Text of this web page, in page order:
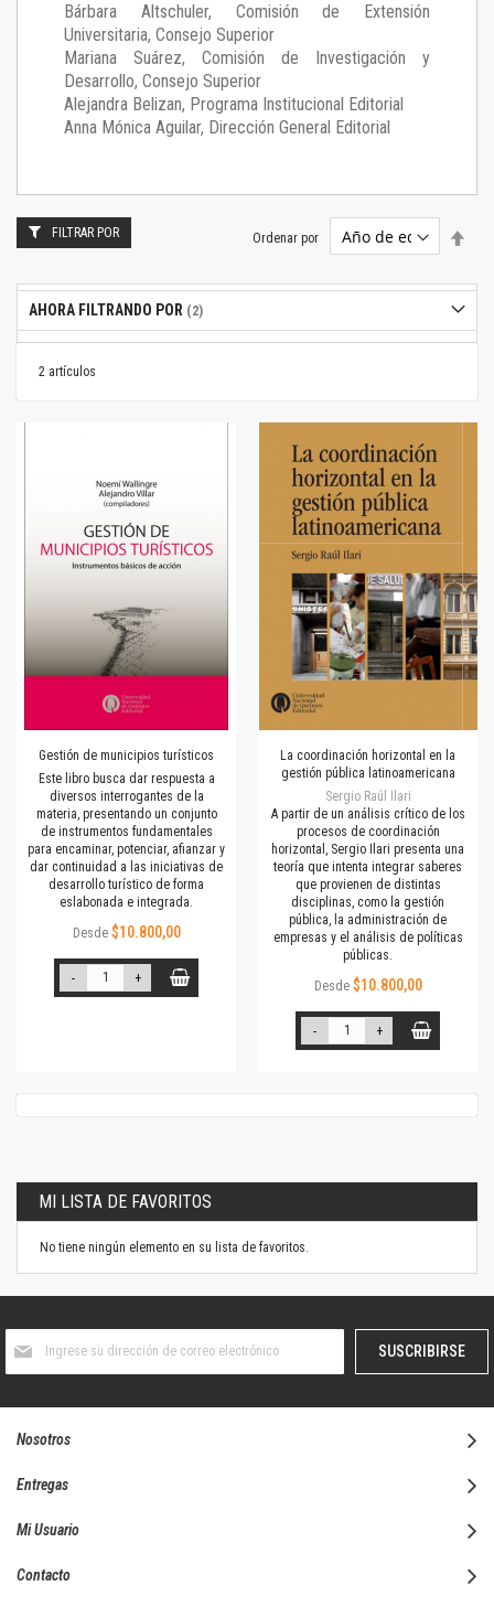
Bárbara Altschuler, Comisión de Extensión
Universitaria, Consejo Superior
Mariana Suárez, Comisión de Investigación y
Desarrollo, Consejo Superior
Alejandra Belizan, Programa Institucional Editorial
Anna Mónica Aguilar, Dirección General Editorial
2 artículos
Ordenar por
Gestión de municipios turísticos
Este libro busca dar respuesta a
diversos interrogantes de la
materia, presentando un conjunto
de instrumentos fundamentales
para encaminar, potenciar, afianzar y
dar continuidad a las iniciativas de
desarrollo turístico de forma
eslabonada e integrada.
Desde $10.800,00
- +
La coordinación horizontal en la
gestión pública latinoamericana
Sergio Raúl Ilari
A partir de un análisis crítico de los
procesos de coordinación
horizontal, Sergio Ilari presenta una
teoría que intenta integrar saberes
que provienen de distintas
disciplinas, como la gestión
pública, la administración de
empresas y el análisis de políticas
públicas.
Desde $10.800,00
- +
FILTRAR POR
AHORA FILTRANDO POR
MI LISTA DE FAVORITOS
No tiene ningún elemento en su lista de favoritos.
boletín
SUSCRIBIRSE
Nosotros
Entregas
Mi Usuario
Contacto